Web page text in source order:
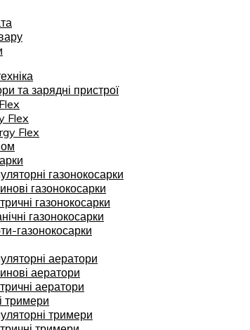
та зарядні пристрої
Flex
Flex
газонокосарки
газонокосарки
газонокосарки
газонокосарки
газонокосарки
аератори
аератори
аератори
тримери
тримери